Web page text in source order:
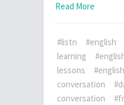
Read More
#listn #english
learning
lessons
conversation
conversation